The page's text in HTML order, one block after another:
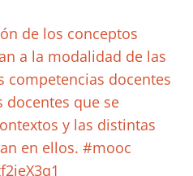
de los conceptos
a la modalidad de las
competencias docentes
docentes que se
y las distintas
en ellos. #mooc